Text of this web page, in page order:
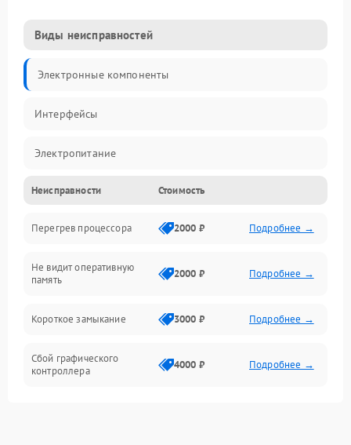
Виды неисправностей
Электронные компоненты
Интерфейсы
Электропитание
Корпус/Герметичность
Механика
ПО/Микропрограмма
Неисправности Стоимость
Перегрев процессора 2000 ₽ Подробнее →
Не видит оперативную
память
2000 ₽ Подробнее →
Короткое замыкание 3000 ₽ Подробнее →
Сбой графического
контроллера
4000 ₽ Подробнее →